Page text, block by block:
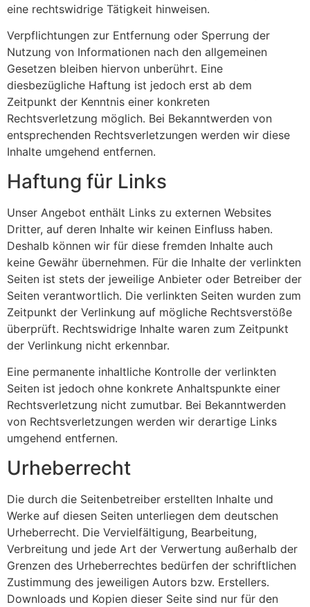
eine rechtswidrige Tätigkeit hinweisen.
Verpflichtungen zur Entfernung oder Sperrung der
Nutzung von Informationen nach den allgemeinen
Gesetzen bleiben hiervon unberührt. Eine
diesbezügliche Haftung ist jedoch erst ab dem
Zeitpunkt der Kenntnis einer konkreten
Rechtsverletzung möglich. Bei Bekanntwerden von
entsprechenden Rechtsverletzungen werden wir diese
Inhalte umgehend entfernen.
Haftung für Links
Unser Angebot enthält Links zu externen Websites
Dritter, auf deren Inhalte wir keinen Einfluss haben.
Deshalb können wir für diese fremden Inhalte auch
keine Gewähr übernehmen. Für die Inhalte der verlinkten
Seiten ist stets der jeweilige Anbieter oder Betreiber der
Seiten verantwortlich. Die verlinkten Seiten wurden zum
Zeitpunkt der Verlinkung auf mögliche Rechtsverstöße
überprüft. Rechtswidrige Inhalte waren zum Zeitpunkt
der Verlinkung nicht erkennbar.
Eine permanente inhaltliche Kontrolle der verlinkten
Seiten ist jedoch ohne konkrete Anhaltspunkte einer
Rechtsverletzung nicht zumutbar. Bei Bekanntwerden
von Rechtsverletzungen werden wir derartige Links
umgehend entfernen.
Urheberrecht
Die durch die Seitenbetreiber erstellten Inhalte und
Werke auf diesen Seiten unterliegen dem deutschen
Urheberrecht. Die Vervielfältigung, Bearbeitung,
Verbreitung und jede Art der Verwertung außerhalb der
Grenzen des Urheberrechtes bedürfen der schriftlichen
Zustimmung des jeweiligen Autors bzw. Erstellers.
Downloads und Kopien dieser Seite sind nur für den